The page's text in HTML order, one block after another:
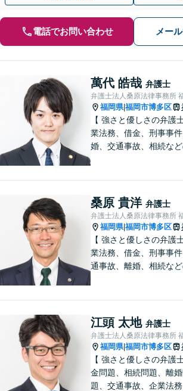
電話でお問い合わせ メー
萬代 皓哉 弁護士
弁護士法人桑原法律事務所
福岡県|福岡市博多区
【 強さと優しさの弁護
業法務、借金、刑事事
婚、交通事故、相続など
なリーガルサービスを提
たします。
桑原 貴洋 弁護士
弁護士法人桑原法律事務所
福岡県|福岡市博多区
【 強さと優しさの弁護
業法務、借金、刑事事
通事故、離婚、相続など
なリーガルサービスを提
たします。
江頭 太地 弁護士
弁護士法人桑原法律事務所
福岡県|福岡市博多区
【 強さと優しさの弁護
金問題、相続問題、離
題、交通事故、企業法務